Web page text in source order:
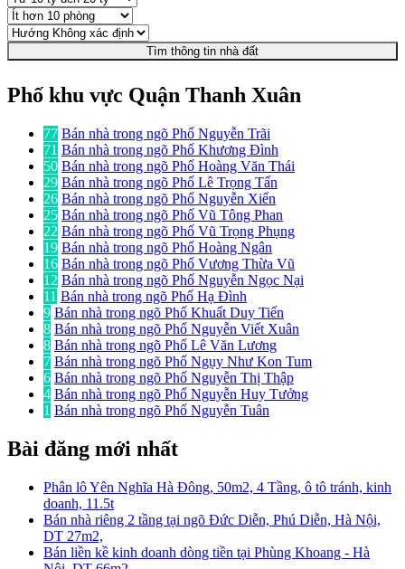
Tìm thông tin nhà đất
Phố khu vực Quận Thanh Xuân
77 Bán nhà trong ngõ Phố Nguyễn Trãi
71 Bán nhà trong ngõ Phố Khương Đình
50 Bán nhà trong ngõ Phố Hoàng Văn Thái
29 Bán nhà trong ngõ Phố Lê Trọng Tấn
26 Bán nhà trong ngõ Phố Nguyễn Xiển
25 Bán nhà trong ngõ Phố Vũ Tông Phan
22 Bán nhà trong ngõ Phố Vũ Trọng Phụng
19 Bán nhà trong ngõ Phố Hoàng Ngân
16 Bán nhà trong ngõ Phố Vương Thừa Vũ
12 Bán nhà trong ngõ Phố Nguyễn Ngọc Nại
11 Bán nhà trong ngõ Phố Hạ Đình
9 Bán nhà trong ngõ Phố Khuất Duy Tiến
8 Bán nhà trong ngõ Phố Nguyễn Viết Xuân
8 Bán nhà trong ngõ Phố Lê Văn Lương
7 Bán nhà trong ngõ Phố Ngụy Như Kon Tum
6 Bán nhà trong ngõ Phố Nguyễn Thị Thập
4 Bán nhà trong ngõ Phố Nguyễn Huy Tưởng
1 Bán nhà trong ngõ Phố Nguyễn Tuân
Bài đăng mới nhất
Phân lô Yên Nghĩa Hà Đông, 50m2, 4 Tầng, ô tô tránh, kinh
doanh, 11.5t
Bán nhà riêng 2 tầng tại ngõ Đức Diễn, Phú Diễn, Hà Nội,
DT 27m2,
Bán liền kề kinh doanh dòng tiền tại Phùng Khoang - Hà